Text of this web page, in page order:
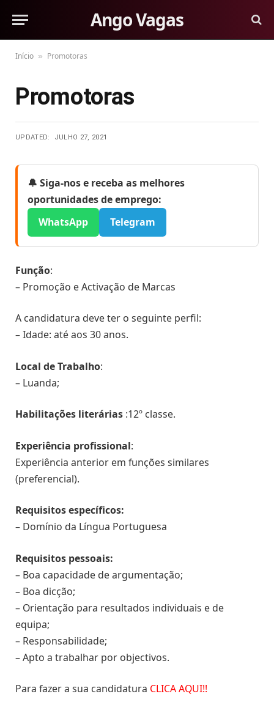
Ango Vagas
Início » Promotoras
Promotoras
UPDATED: JULHO 27, 2021
🔔 Siga-nos e receba as melhores
oportunidades de emprego:
WhatsApp
Telegram
Função:
– Promoção e Activação de Marcas
A candidatura deve ter o seguinte perfil:
– Idade: até aos 30 anos.
Local de Trabalho:
– Luanda;
Habilitações literárias :12º classe.
Experiência profissional:
Experiência anterior em funções similares
(preferencial).
Requisitos específicos:
– Domínio da Língua Portuguesa
Requisitos pessoais:
– Boa capacidade de argumentação;
– Boa dicção;
– Orientação para resultados individuais e de
equipa;
– Responsabilidade;
– Apto a trabalhar por objectivos.
Para fazer a sua candidatura CLICA AQUI!!